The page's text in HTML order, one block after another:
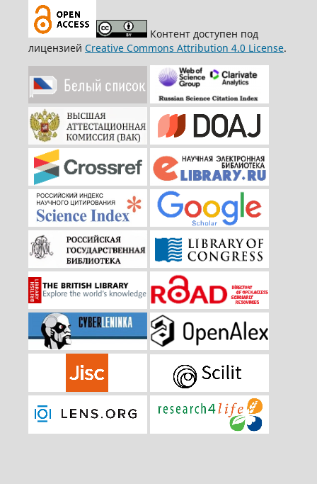
Контент доступен под
лицензией Creative Commons Attribution 4.0 License.